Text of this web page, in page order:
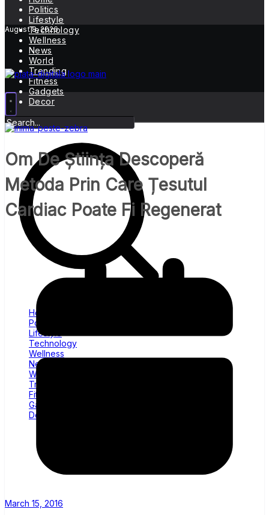
Politics
Lifestyle
Technology
Wellness
News
World
Trending
Fitness
Gadgets
Decor
August 8, 2026
Home
Politics
Lifestyle
Technology
Wellness
News
World
Trending
Fitness
Gadgets
Decor
Om De Știința Descoperă
Metoda Prin Care Țesutul
Cardiac Poate Fi Regenerat
March 15, 2016